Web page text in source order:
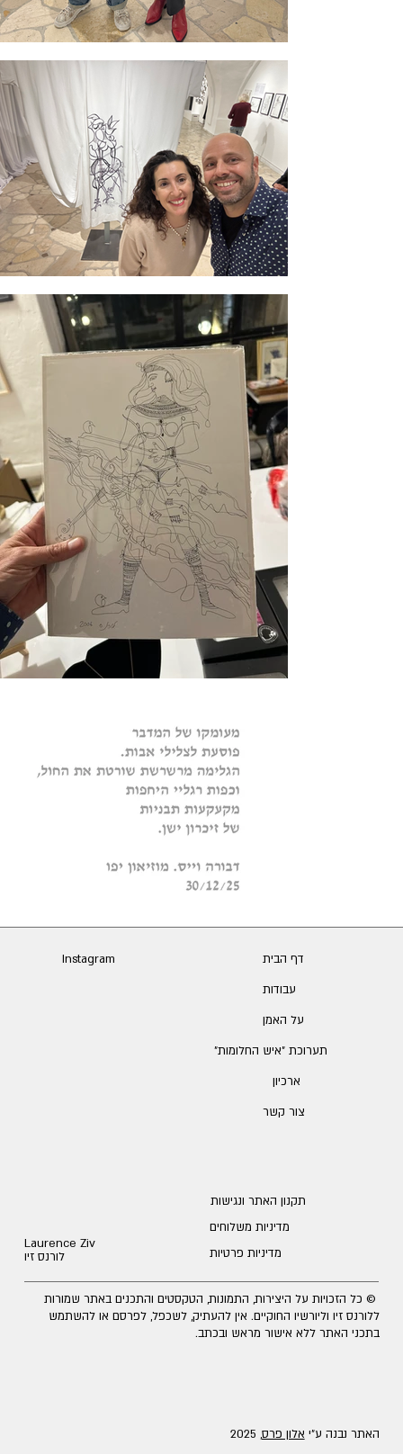
Instagram
דף הבית
עבודות
על האמן
תערוכת ״איש החלומות״
ארכיון
צור קשר
Laurence Ziv
לורנס זיו
תקנון האתר ונגישות
מדיניות משלוחים
מדיניות פרטיות
האתר נבנה ע״י אלון פרס,
© כל הזכויות על היצירות, התמונות, הטקסטים והתכנים באתר שמורות
ללורנס זיו וליורשיו החוקיים. אין להעתיק, לשכפל, לפרסם או להשתמש
בתכני האתר ללא אישור מראש ובכתב.